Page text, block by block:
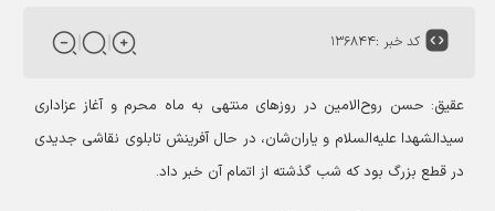
کد خبر :۱۳۶۸۴۴
عقیق: حسن روح‌الامین در روزهای منتهی به ماه محرم و آغاز عزاداری
سیدالشهدا علیه‌السلام و یاران‌شان، در حال آفرینش تابلوی نقاشی جدیدی
در قطع بزرگ بود که شب گذشته از اتمام آن خبر داد.